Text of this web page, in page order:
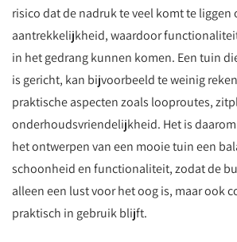
risico dat de nadruk te veel komt te liggen
aantrekkelijkheid, waardoor
in het gedrang kunnen komen. Een tuin
is gericht, kan bijvoorbeeld te weinig
praktische aspecten zoals looproutes,
onderhoudsvriendelijkheid. Het is
het ontwerpen van een mooie tuin een
schoonheid en functionaliteit, zodat de
alleen een lust voor het oog is, maar ook
praktisch in gebruik blijft.